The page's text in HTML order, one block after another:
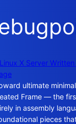
X Server
ultimate
Frame — the
in assembly
pieces